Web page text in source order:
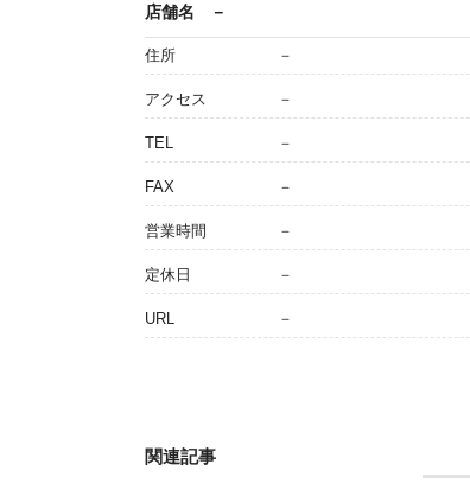
店舗名 －
住所 －
アクセス －
TEL －
FAX －
営業時間 －
定休日 －
URL －
関連記事